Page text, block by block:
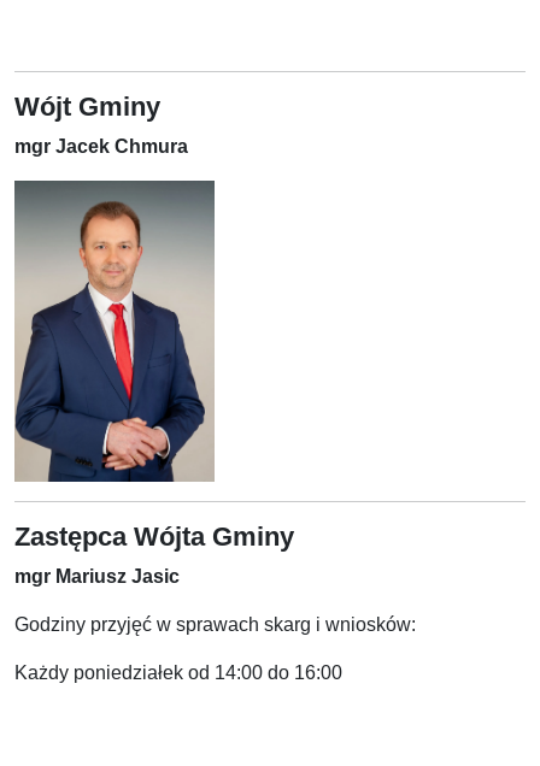
Wójt Gminy
mgr Jacek Chmura
Zastępca Wójta Gminy
mgr Mariusz Jasic
Godziny przyjęć w sprawach skarg i wniosków:
Każdy poniedziałek od 14:00 do 16:00